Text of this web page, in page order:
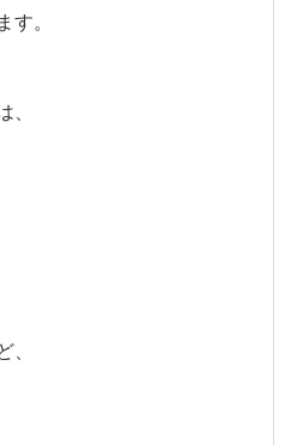
す。
、
、